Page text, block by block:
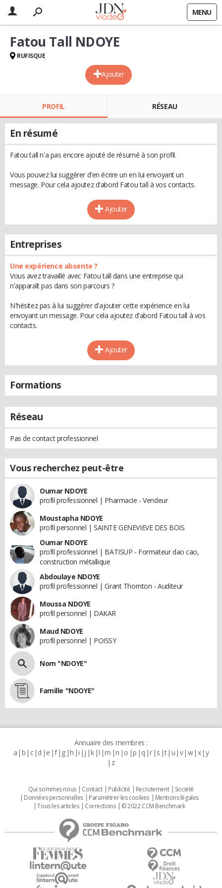
MENU
Ajouter
Fatou Tall NDOYE
RUFISQUE
PROFIL RÉSEAU
En résumé
Fatou tall n'a pas encore ajouté de résumé à son profil.
Vous pouvez lui suggérer d'en écrire un en lui envoyant un
message. Pour cela ajoutez d'abord Fatou tall à vos contacts.
Ajouter
Entreprises
Une expérience absente ?
Vous avez travaillé avec Fatou tall dans une entreprise qui
n'apparaît pas dans son parcours ?
N'hésitez pas à lui suggérer d'ajouter cette expérience en lui
envoyant un message. Pour cela ajoutez d'abord Fatou tall à vos
contacts.
Ajouter
Formations
Réseau
Pas de contact professionnel
Vous recherchez peut-être
Oumar NDOYE
profil professionnel | Pharmacie - Vendeur
Moustapha NDOYE
profil personnel | SAINTE GENEVIEVE DES BOIS
Oumar NDOYE
profil professionnel | BATISUP - Formateur dao cao,
construction métallique
Abdoulaye NDOYE
profil professionnel | Grant Thornton - Auditeur
Moussa NDOYE
profil personnel | DAKAR
Maud NDOYE
profil personnel | POISSY
Nom "NDOYE"
Famille "NDOYE"
Annuaire des membres :
a b c d e f g h i j k l m n o p q r s t u v w x y
z
Qui sommes nous Contact Publicité Recrutement
Societé
Données personnelles
Paramétrer les cookies
Mentions légales
Tous les articles
Corrections © 2022 CCM Benchmark